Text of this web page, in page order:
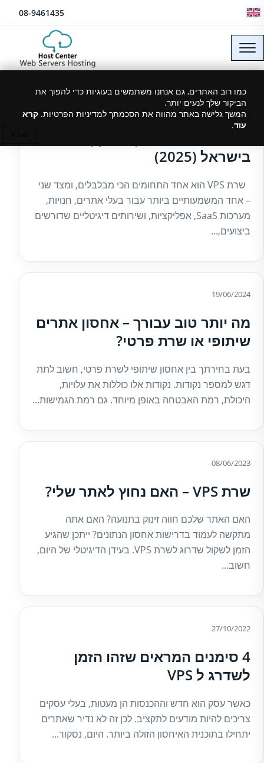
דלג לתוכן 08-9461435
כמו רוב האתרים, גם אנחנו משתמשים בעוגיות כדי להפוך את
הביקור שלך לנעים יותר.
המשך גלישה באתר מהווה את הסכמתך למדיניות הפרטיות. קרא
עוד.
09/01/2026
בישראל (2025)
שרת VPS הוא אחד התחומים הכי מבלבלים, ומצד שני
– אחד המשמעותיים ביותר עבור בעלי אתרים, חנויות,
מערכות SaaS, אפליקציות, ושירותים דיגיטליים שדורשים
ביצועים,...
19/06/2024
מה יותר טוב עבורך – אחסון אתרים
שיתופי או שרת פרטי?
בעת בחירתך בין אחסון שיתופי לשרת פרטי, חשוב לתת
דגש למספר נקודות. נקודות אלו כוללות את עלויות,
היכולת, רמת האבטחה באופן מיוחד. גם רמת הגמישות...
08/06/2023
שרת VPS – האם נחוץ לאתר שלי?
האם האתר שלכם חווה זינוק בתנועה? האם אתה
מתקשה לעמוד בדרישות אחסון הנתונים? ייתכן שהגיע
הזמן לשקול שדרוג לשרת VPS. בעידן הדיגיטלי של היום,
חשוב...
27/10/2022
4 סימנים המראים שזהו הזמן
לשדרג ל VPS
כאשר עסק הוא חדש וההכנסות הן מעטות, בעלי עסקים
צריכים להיות מודעים לתקציב. לכן זה לא נדיר שאתרים
יתחילו בתוכנית האיחסון הזולה ביותר. היום, נסקור...